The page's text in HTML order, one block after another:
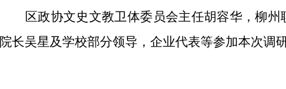
区政协文史文教卫体委员会主任胡容华，柳州
院长吴星及学校部分领导，企业代表等参加本次调研